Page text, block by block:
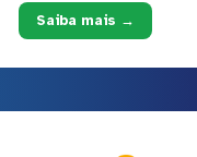
Saiba mais →